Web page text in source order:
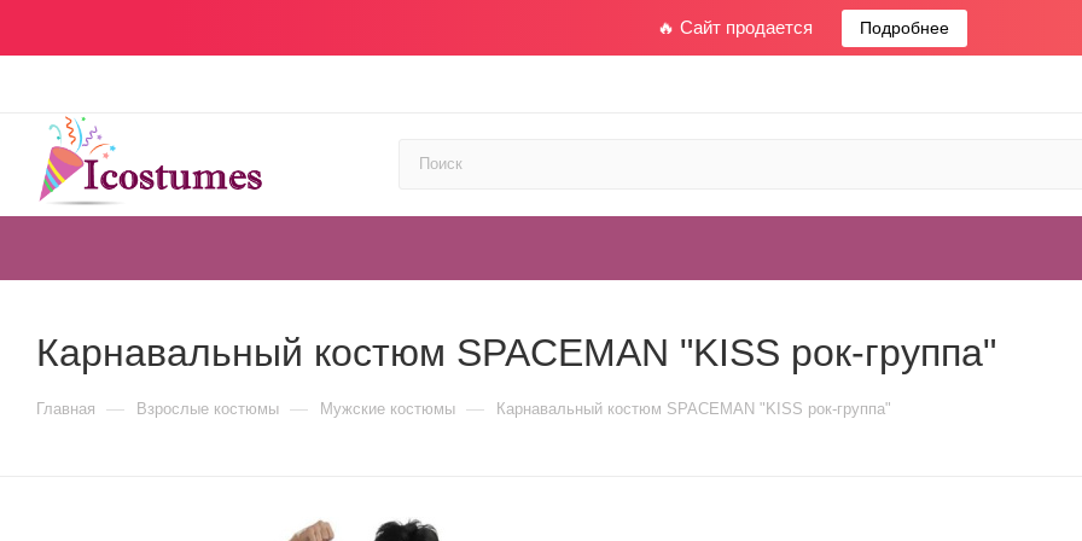
🔥 Сайт продается Подробнее
Карнавальный костюм SPACEMAN "KISS рок-группа"
Главная — Взрослые костюмы — Мужские костюмы — Карнавальный костюм SPACEMAN "KISS рок-группа"